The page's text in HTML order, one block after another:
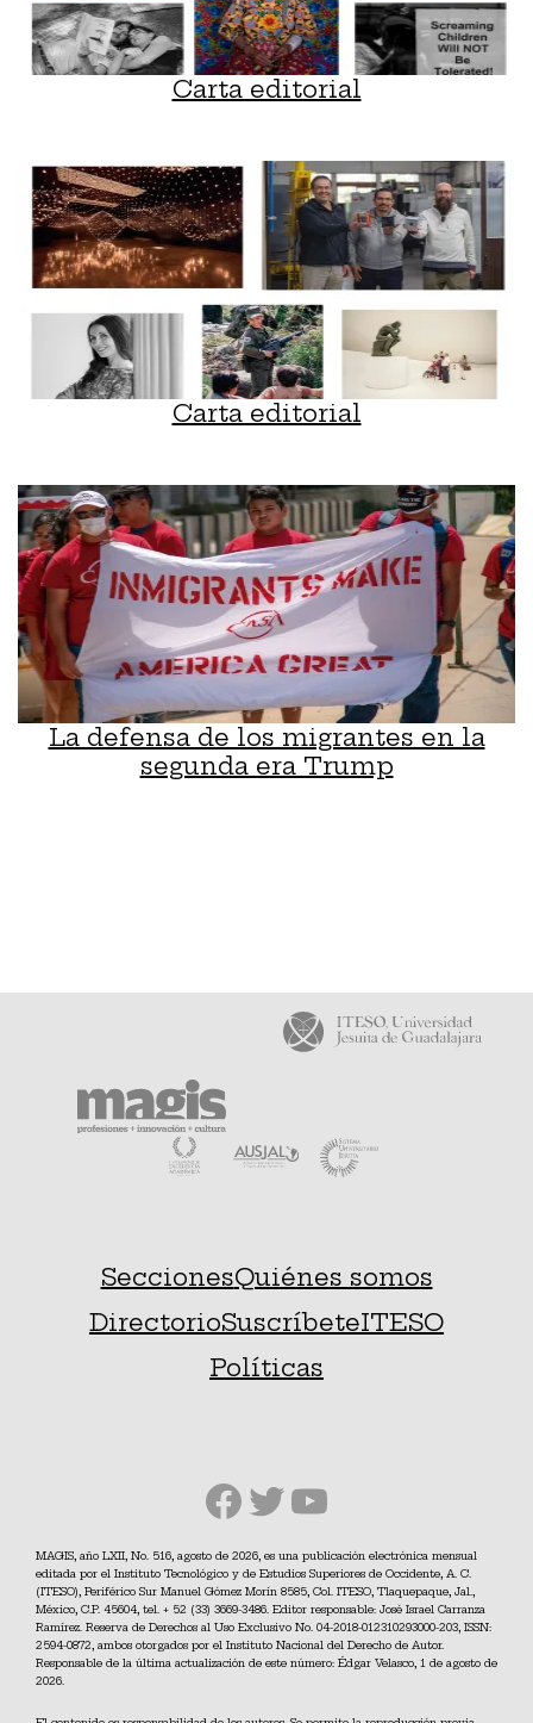
Carta editorial
Carta editorial
La defensa de los migrantes en la
segunda era Trump
SeccionesQuiénes somos
DirectorioSuscríbeteITESO
Políticas
Facebook
Twitter
YouTube
MAGIS, año LXII, No. 516, agosto de 2026, es una publicación electrónica mensual
editada por el Instituto Tecnológico y de Estudios Superiores de Occidente, A. C.
(ITESO), Periférico Sur Manuel Gómez Morín 8585, Col. ITESO, Tlaquepaque, Jal.,
México, C.P. 45604, tel. + 52 (33) 3669-3486. Editor responsable: José Israel Carranza
Ramírez. Reserva de Derechos al Uso Exclusivo No. 04-2018-012310293000-203, ISSN:
2594-0872, ambos otorgados por el Instituto Nacional del Derecho de Autor.
Responsable de la última actualización de este número: Édgar Velasco, 1 de agosto de
2026.